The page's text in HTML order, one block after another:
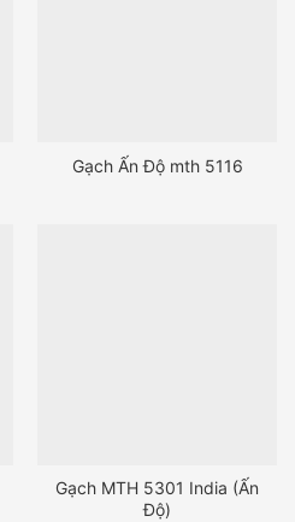
Gạch Ấn Độ mth 5116
Gạch MTH 5301 India (Ấn
Độ)